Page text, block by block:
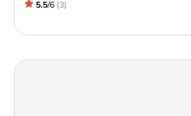
5.5/6 (3)